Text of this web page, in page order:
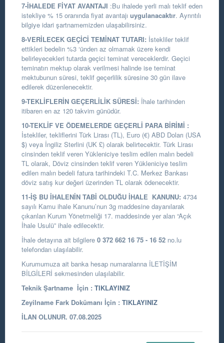
7-İHALEDE FİYAT AVANTAJI :Bu ihalede yerli malı teklif eden
istekliye % 15 oranında fiyat avantajı uygulanacaktır. Ayrıntılı
bilgiye idari şartnamemizden ulaşabilirsiniz.
8-VERİLECEK GEÇİCİ TEMİNAT TUTARI: İstekliler teklif
ettikleri bedelin %3 ‘ünden az olmamak üzere kendi
belirleyecekleri tutarda geçici teminat vereceklerdir. Geçici
teminatın mektup olarak verilmesi halinde ise teminat
mektubunun süresi, teklif geçerlilik süresine 30 gün ilave
edilerek düzenlenecektir.
9-TEKLİFLERİN GEÇERLİLİK SÜRESİ: İhale tarihinden
itibaren en az 120 takvim günüdür.
10-TEKLİF VE ÖDEMELERDE GEÇERLİ PARA BİRİMİ :
İstekliler, tekliflerini Türk Lirası (TL), Euro (€) ABD Doları (USA
$) veya İngiliz Sterlini (UK £) olarak belirtecektir. Türk Lirası
cinsinden teklif veren Yükleniciye teslim edilen malın bedeli
TL olarak, Döviz cinsinden teklif veren Yükleniciye teslim
edilen malın bedeli fatura tarihindeki T.C. Merkez Bankası
döviz satış kur değeri üzerinden TL olarak ödenecektir.
11-İŞ BU İHALENİN TABİ OLDUĞU İHALE KANUNU: 4734
sayılı Kamu ihale Kanunu’nun 3g maddesine dayanılarak
çıkarılan Kurum Yönetmeliği 17. maddesinde yer alan “Açık
İhale Usulü” ihale edilecektir.
İhale detayına ait bilgilere 0 372 662 16 75 - 16 52 no.lu
telefondan ulaşılabilir.
Kurumumuza ait banka hesap numaralarına İLETİŞİM
BİLGİLERİ sekmesinden ulaşılabilir.
Teknik Şartname İçin : TIKLAYINIZ
Zeyilname Fark Dokümanı İçin : TIKLAYINIZ
İLAN OLUNUR. 07.08.2025